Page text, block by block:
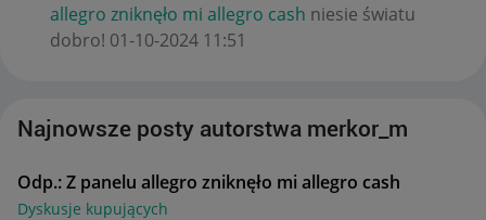
allegro zniknęło mi allegro cash niesie światu
dobro! ‎01-10-2024 11:51
Najnowsze posty autorstwa merkor_m
Odp.: Z panelu allegro zniknęło mi allegro cash
Dyskusje kupujących